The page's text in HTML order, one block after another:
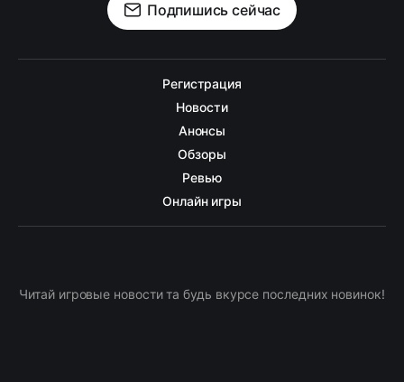
Подпишись сейчас
Регистрация
Новости
Анонсы
Обзоры
Ревью
Онлайн игры
Читай игровые новости та будь вкурсе последних новинок!